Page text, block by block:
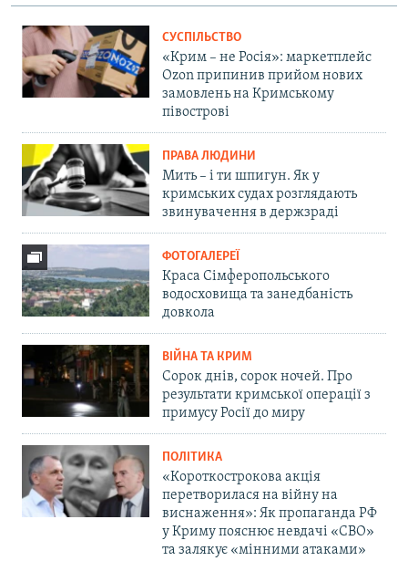
СУСПІЛЬСТВО
«Крим – не Росія»: маркетплейс
Ozon припинив прийом нових
замовлень на Кримському
півострові
ПРАВА ЛЮДИНИ
Мить – і ти шпигун. Як у
кримських судах розглядають
звинувачення в держзраді
ФОТОГАЛЕРЕЇ
Краса Сімферопольського
водосховища та занедбаність
довкола
ВІЙНА ТА КРИМ
Сорок днів, сорок ночей. Про
результати кримської операції з
примусу Росії до миру
ПОЛІТИКА
«Короткострокова акція
перетворилася на війну на
виснаження»: Як пропаганда РФ
у Криму пояснює невдачі «СВО»
та залякує «мінними атаками»